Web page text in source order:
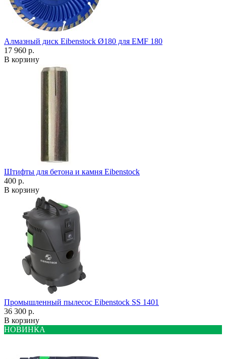
Алмазный диск Eibenstock Ø180 для EMF 180
17 960 р.
В корзину
Штифты для бетона и камня Eibenstock
400 р.
В корзину
Промышленный пылесос Eibenstock SS 1401
36 300 р.
В корзину
НОВИНКА